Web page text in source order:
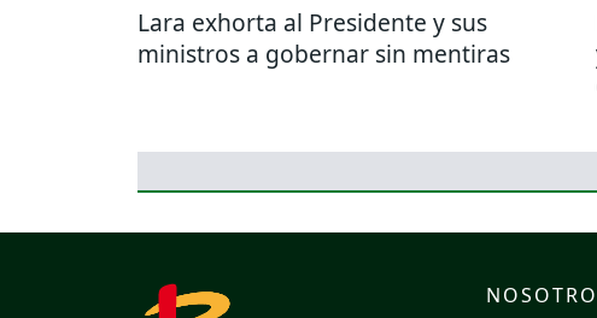
Lara exhorta al Presidente y sus
ministros a gobernar sin mentiras